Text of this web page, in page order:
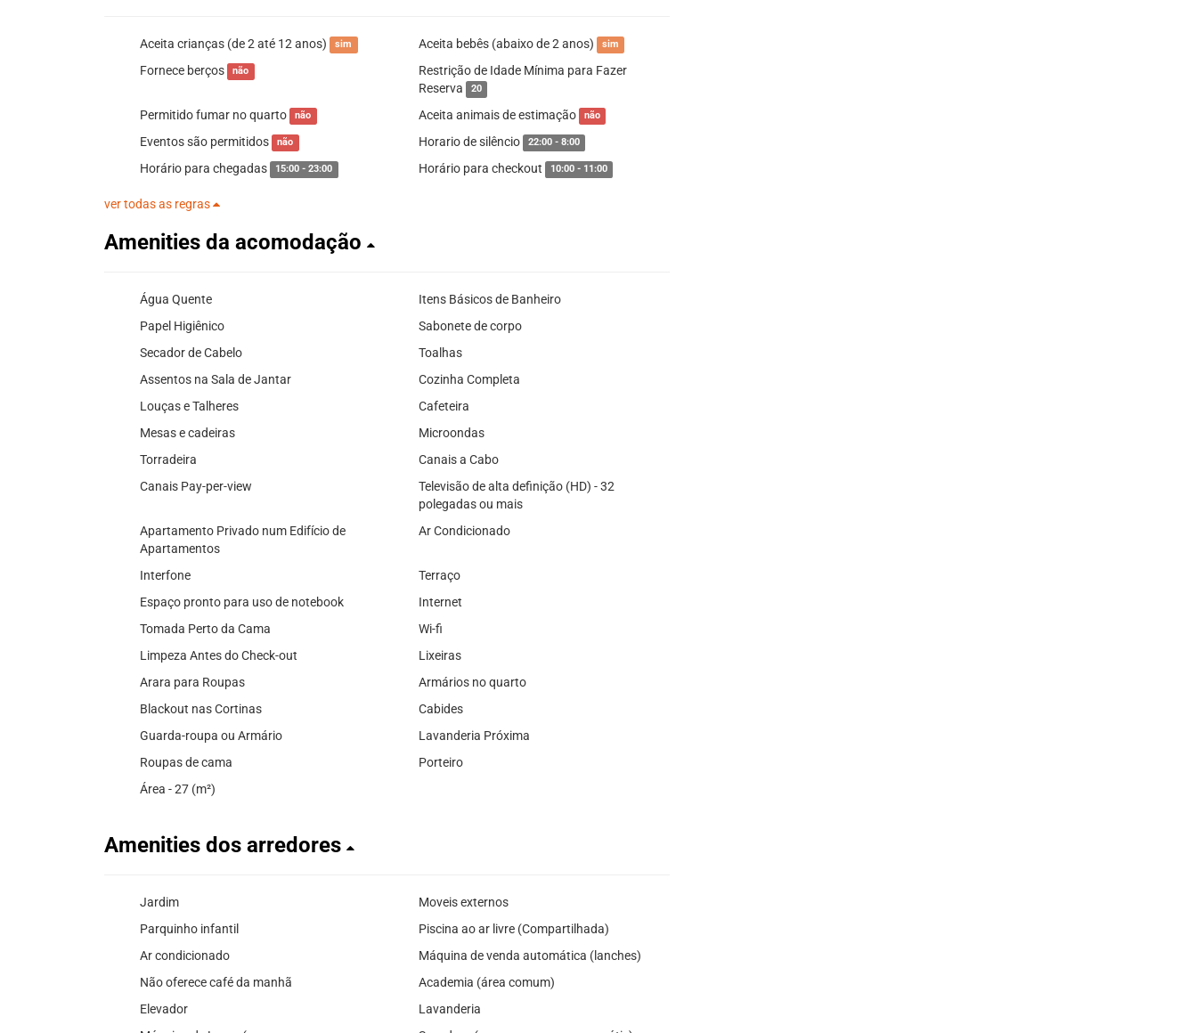
Aceita crianças (de 2 até 12 anos) sim Aceita bebês (abaixo de 2 anos) sim
Fornece berços não
Restrição de Idade Mínima para Fazer
Reserva
20
Permitido fumar no quarto não Aceita animais de estimação não
Eventos são permitidos não Horario de silêncio 22:00 - 8:00
Horário para chegadas 15:00 - 23:00 Horário para checkout 10:00 - 11:00
ver todas as regras
Amenities da acomodação
Água Quente
Itens Básicos de Banheiro
Papel Higiênico
Sabonete de corpo
Secador de Cabelo
Toalhas
Assentos na Sala de Jantar
Cozinha Completa
Louças e Talheres
Cafeteira
Mesas e cadeiras
Microondas
Torradeira
Canais a Cabo
Canais Pay-per-view
Televisão de alta definição (HD) - 32
polegadas ou mais
Apartamento Privado num Edifício de
Apartamentos
Ar Condicionado
Interfone
Terraço
Espaço pronto para uso de notebook
Internet
Tomada Perto da Cama
Wi-fi
Limpeza Antes do Check-out
Lixeiras
Arara para Roupas
Armários no quarto
Blackout nas Cortinas
Cabides
Guarda-roupa ou Armário
Lavanderia Próxima
Roupas de cama
Porteiro
Área - 27 (m²)
Amenities dos arredores
Jardim
Moveis externos
Parquinho infantil
Piscina ao ar livre (Compartilhada)
Ar condicionado
Máquina de venda automática (lanches)
Não oferece café da manhã
Academia (área comum)
Elevador
Lavanderia